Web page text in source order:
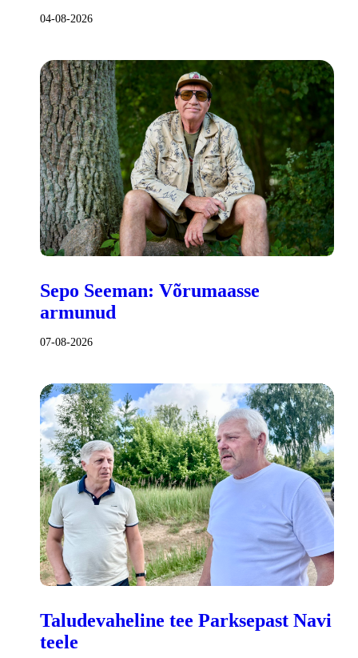
04-08-2026
Sepo Seeman: Võrumaasse
armunud
07-08-2026
Taludevaheline tee Parksepast Navi
teele